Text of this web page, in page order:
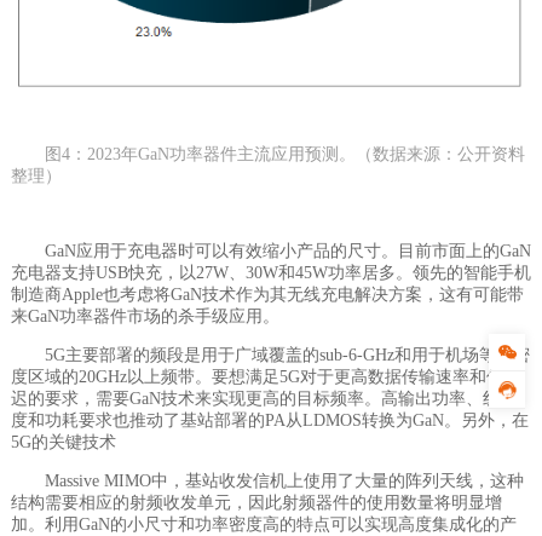
图4：2023年GaN功率器件主流应用预测。（数据来源：公开资料
整理）
GaN应用于充电器时可以有效缩小产品的尺寸。目前市面上的GaN
充电器支持USB快充，以27W、30W和45W功率居多。领先的智能手机
制造商Apple也考虑将GaN技术作为其无线充电解决方案，这有可能带
来GaN功率器件市场的杀手级应用。
5G主要部署的频段是用于广域覆盖的sub-6-GHz和用于机场等高密
度区域的20GHz以上频带。要想满足5G对于更高数据传输速率和低延
迟的要求，需要GaN技术来实现更高的目标频率。高输出功率、线性
度和功耗要求也推动了基站部署的PA从LDMOS转换为GaN。另外，在
5G的关键技术
Massive MIMO中，基站收发信机上使用了大量的阵列天线，这种
结构需要相应的射频收发单元，因此射频器件的使用数量将明显增
加。利用GaN的小尺寸和功率密度高的特点可以实现高度集成化的产